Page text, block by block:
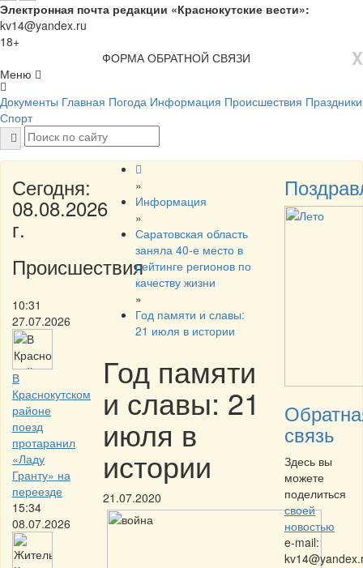
Электронная почта редакции «Краснокутские вести»:
kv14@yandex.ru
18+
X
ФОРМА ОБРАТНОЙ СВЯЗИ
Меню
Документы Главная Погода Информация Происшествия Праздники
Спорт
Сегодня:
08.08.2026
г.
Происшествия
10:31
27.07.2026
В
Краснокутском
районе
поезд
протаранил
«Ладу
Гранту» на
переезде
15:34
08.07.2026
»
Информация
»
Саратовская область
заняла 40-е место в
рейтинге регионов по
качеству жизни
»
Год памяти и славы:
21 июля в истории
Год памяти
и славы: 21
июля в
истории
21.07.2020
связь
Здесь вы
можете
поделиться
своей
новостью
e-mail: